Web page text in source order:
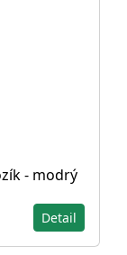
- modrý
Detail